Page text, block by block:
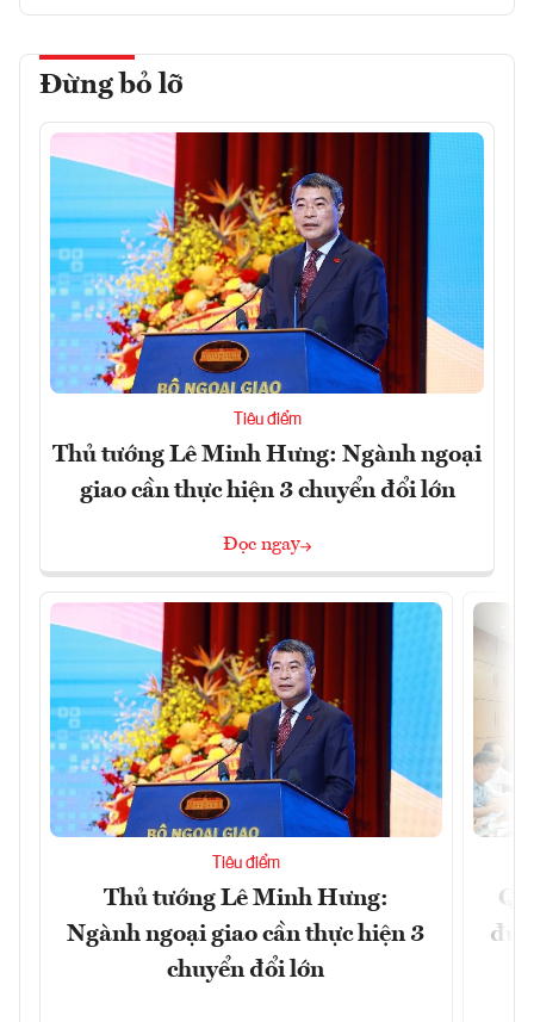
Đừng bỏ lỡ
Tiêu điểm
Thủ tướng Lê Minh Hưng: Ngành ngoại
giao cần thực hiện 3 chuyển đổi lớn
Đọc ngay
Tiêu điểm
Thủ tướng Lê Minh Hưng:
Ngành ngoại giao cần thực hiện 3
chuyển đổi lớn
đủ